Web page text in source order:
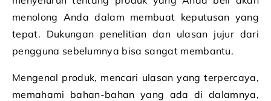
menolong Anda dalam membuat keputusan yang
tepat. Dukungan penelitian dan ulasan jujur dari
pengguna sebelumnya bisa sangat membantu.
Mengenal produk, mencari ulasan yang terpercaya,
memahami bahan-bahan yang ada di dalamnya,